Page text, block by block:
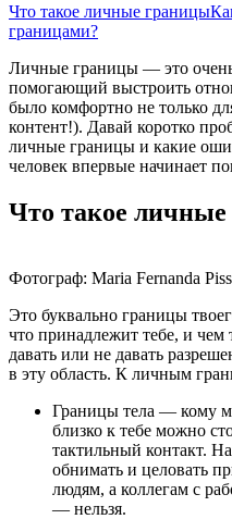
Что такое личные границы
границами?
Личные границы ― это
помогающий выстроить
было комфортно не только
контент!). Давай коротко
личные границы и какие
человек впервые начинает
Что такое
Фотограф: Maria Fernanda
Это буквально границы
что принадлежит тебе, и
давать или не давать
в эту область. К личным
Границы тела ― кому
близко к тебе можно
тактильный контакт.
обнимать и целовать
людям, а коллегам с
― нельзя.